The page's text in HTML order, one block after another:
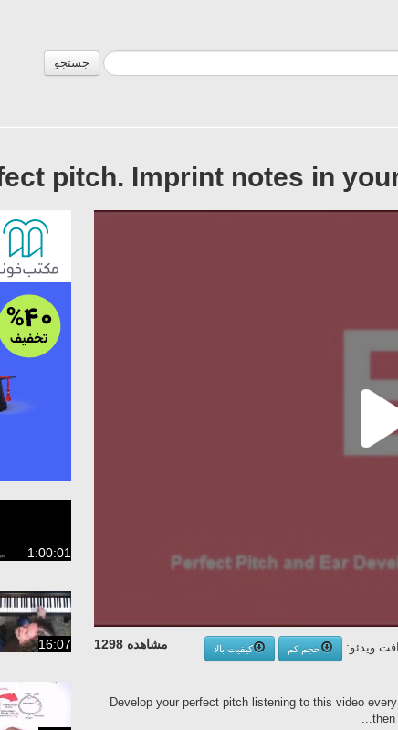
جستجو
pitch. Imprint notes in
مشاهده 1298 ویدئو: حجم کم
کیفیت بالا
Develop your perfect pitch listening to this video
then
1:00:01
16:07